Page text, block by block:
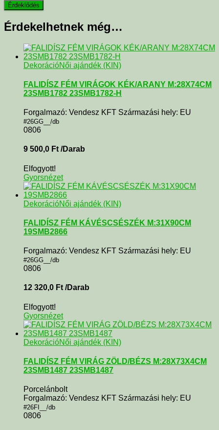
Érdekelhetnek még…
DekorációNői ajándék (KIN)
FALIDÍSZ FÉM VIRÁGOK KÉK/ARANY M:28X74CM
23SMB1782 23SMB1782-H
Forgalmazó: Vendesz KFT Származási hely: EU
#26GG__/db
0806
9 500,0 Ft /Darab
Elfogyott!
Gyorsnézet
DekorációNői ajándék (KIN)
FALIDÍSZ FÉM KÁVÉSCSÉSZÉK M:31X90CM
19SMB2866
Forgalmazó: Vendesz KFT Származási hely: EU
#26GG__/db
0806
12 320,0 Ft /Darab
Elfogyott!
Gyorsnézet
DekorációNői ajándék (KIN)
FALIDÍSZ FÉM VIRÁG ZÖLD/BÉZS M:28X73X4CM
23SMB1487 23SMB1487
Porcelánbolt
Forgalmazó: Vendesz KFT Származási hely: EU
#26FI__/db
0806